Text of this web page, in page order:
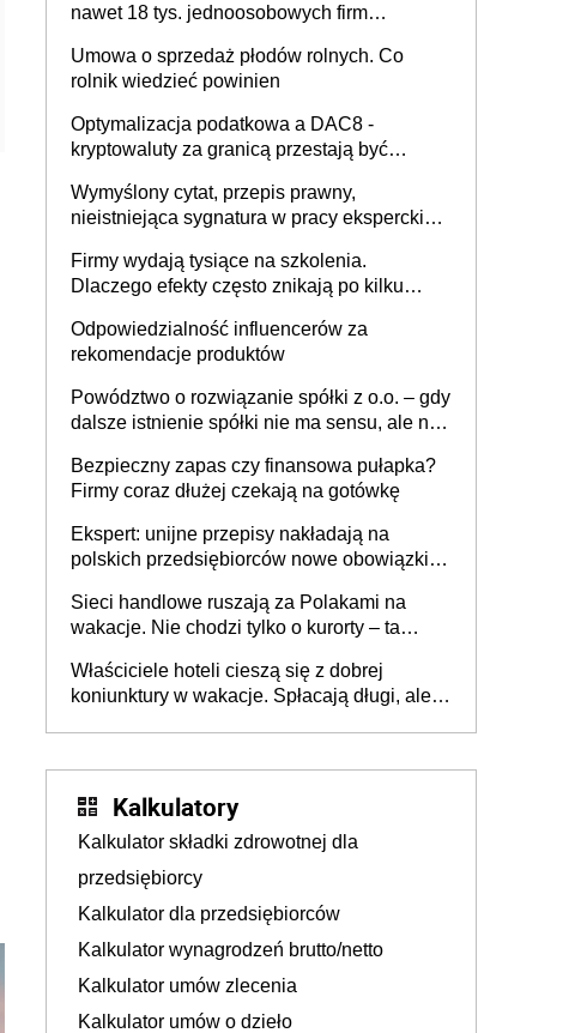
nawet 18 tys. jednoosobowych firm
Umowa o sprzedaż płodów rolnych. Co
rolnik wiedzieć powinien
Optymalizacja podatkowa a DAC8 -
kryptowaluty za granicą przestają być
Wymyślony cytat, przepis prawny,
nieistniejąca sygnatura w pracy eksperckiej -
firmie
Firmy wydają tysiące na szkolenia.
Dlaczego efekty często znikają po kilku
Odpowiedzialność influencerów za
rekomendacje produktów
Powództwo o rozwiązanie spółki z o.o. – gdy
dalsze istnienie spółki nie ma sensu, ale nie
Bezpieczny zapas czy finansowa pułapka?
Firmy coraz dłużej czekają na gotówkę
Ekspert: unijne przepisy nakładają na
polskich przedsiębiorców nowe obowiązki w
Sieci handlowe ruszają za Polakami na
wakacje. Nie chodzi tylko o kurorty – ta
tam, gdzie wielu spędzi urlop po cichu
Właściciele hoteli cieszą się z dobrej
koniunktury w wakacje. Spłacają długi, ale
Kalkulatory
Kalkulator składki zdrowotnej dla
przedsiębiorcy
Kalkulator dla przedsiębiorców
Kalkulator wynagrodzeń brutto/netto
Kalkulator umów zlecenia
Kalkulator umów o dzieło